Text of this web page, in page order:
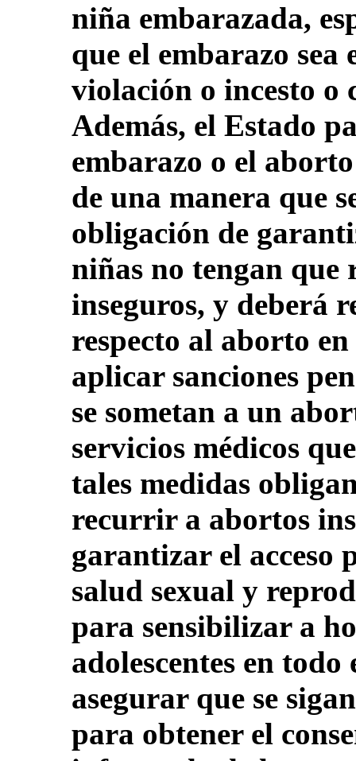
niña embarazada,
que el embarazo sea
violación o incesto o
Además, el Estado
embarazo o el
de una manera que
obligación de
niñas no tengan
inseguros, y deberá
respecto al aborto
aplicar sanciones
se sometan a un
servicios médicos
tales medidas
recurrir a abortos
garantizar el acceso
salud sexual y
para sensibilizar a
adolescentes en
asegurar que se
para obtener el